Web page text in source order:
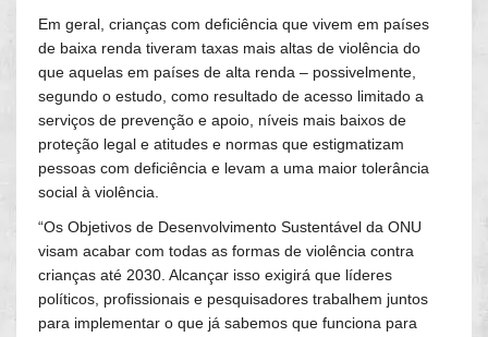
Em geral, crianças com deficiência que vivem em países
de baixa renda tiveram taxas mais altas de violência do
que aquelas em países de alta renda – possivelmente,
segundo o estudo, como resultado de acesso limitado a
serviços de prevenção e apoio, níveis mais baixos de
proteção legal e atitudes e normas que estigmatizam
pessoas com deficiência e levam a uma maior tolerância
social à violência.
“Os Objetivos de Desenvolvimento Sustentável da ONU
visam acabar com todas as formas de violência contra
crianças até 2030. Alcançar isso exigirá que líderes
políticos, profissionais e pesquisadores trabalhem juntos
para implementar o que já sabemos que funciona para